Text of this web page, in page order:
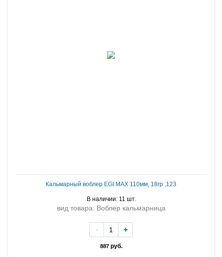
Кальмарный воблер EGI MAX 110мм, 18гр ,123
В наличии: 11 шт.
вид товара: Воблер кальмарница
887руб.
- +